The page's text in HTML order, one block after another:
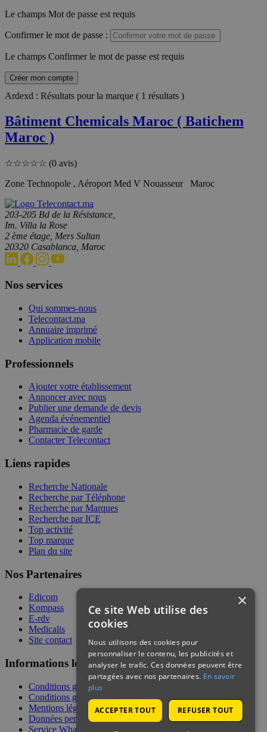
Le champs Mot de passe est requis
Confirmer le mot de passe :
Le champs Confirmer le mot de passe est requis
Créer mon compte
Ardexd : Résultats pour la marque ( 1 résultats )
Bâtiment Chemicals Maroc ( Batichem
Maroc )
☆☆☆☆☆ (0 avis)
Zone Technopole , Aéroport Med V Nouasseur Maroc
203-205 Bd de la Résistance,
Im. Villa la Rose
2 ème étage, Mers Sultan
20320 Casablanca, Maroc
Nos services
Qui sommes-nous
Telecontact.ma
Annuaire imprimé
Application mobile
Professionnels
Ajouter votre établissement
Annoncer avec nous
Publier une demande de devis
Agenda événementiel
Pharmacie de garde
Contacter Telecontact
Liens rapides
Recherche Nationale
Recherche par Téléphone
Recherche par Marques
Recherche par ICE
Top activité
Top marque
Plan du site
Nos Partenaires
Edicom
Kompass
E-rdv
Medicalis
Site contact
Informations légales
Conditions générales de services
Conditions générales de vente
Mentions légales
Données personnelles
Service WhatsApp
×
Ce site Web utilise des
cookies
Nous utilisons des cookies pour
personnaliser le contenu, les publicités et
analyser le trafic. Ces données peuvent être
partagées avec nos partenaires. En savoir
plus
ACCEPTER TOUT REFUSER TOUT